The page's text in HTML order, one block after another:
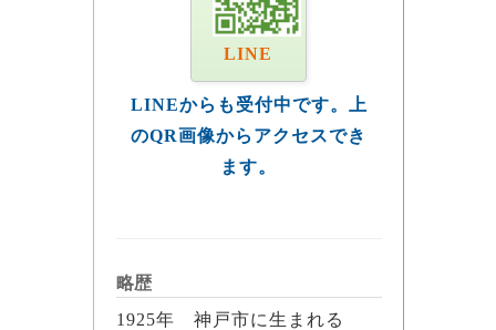
LINE
LINEからも受付中です。上
のQR画像からアクセスでき
ます。
略歴
1925年 神戸市に生まれる